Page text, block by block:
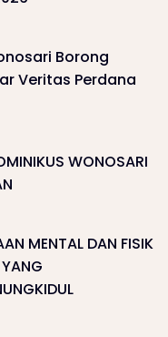
Borong
Veritas Perdana
WONOSARI
MENTAL DAN FISIK